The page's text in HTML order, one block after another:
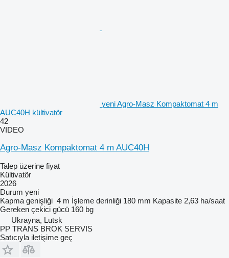
yeni Agro-Masz Kompaktomat 4 m
AUC40H kültivatör
42
VIDEO
Agro-Masz Kompaktomat 4 m AUC40H
Talep üzerine fiyat
Kültivatör
2026
Durum yeni
Kapma genişliği 4 m İşleme derinliği 180 mm Kapasite 2,63 ha/saat
Gereken çekici gücü 160 bg
Ukrayna, Lutsk
PP TRANS BROK SERVIS
Satıcıyla iletişime geç